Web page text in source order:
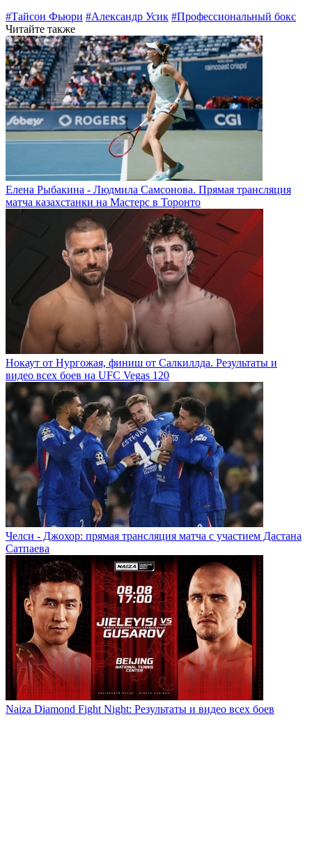
#Тайсон Фьюри #Александр Усик #Профессиональный бокс
Читайте также
Елена Рыбакина - Людмила Самсонова. Прямая трансляция
матча казахстанки на Мастерс в Торонто
Нокаут от Нургожая, финиш от Салкиллда. Результаты и
видео всех боев на UFC Vegas 120
Челси - Джохор: прямая трансляция матча с участием Дастана
Сатпаева
Naiza Diamond Fight Night: Результаты и видео всех боев